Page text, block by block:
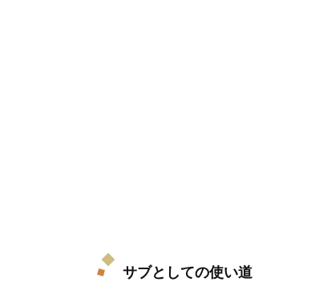
サブとしての使い道